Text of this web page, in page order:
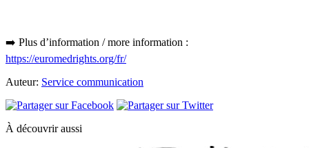
➡️ Plus d’information / more information :
https://euromedrights.org/fr/
Auteur: Service communication
À découvrir aussi